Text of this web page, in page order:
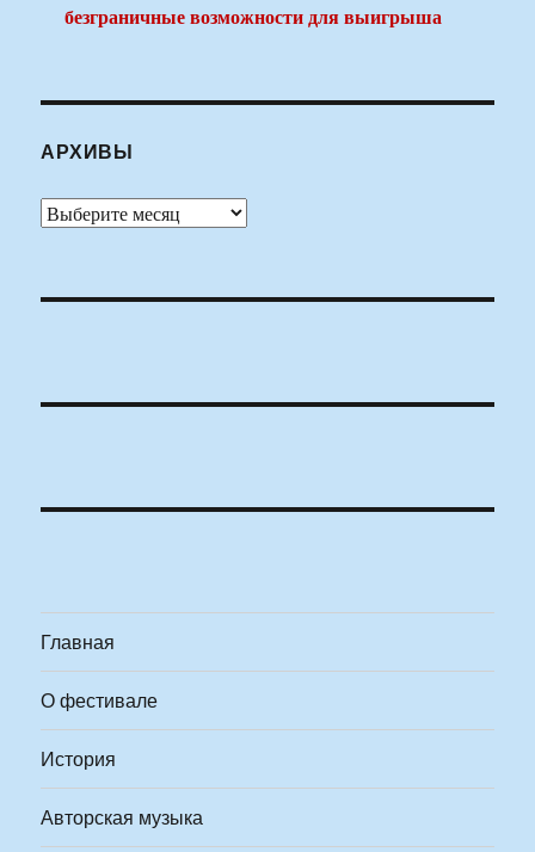
безграничные возможности для выигрыша
АРХИВЫ
Архивы
Главная
О фестивале
История
Авторская музыка